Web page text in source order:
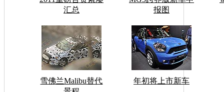
汇总
报图
雪佛兰Malibu替代
年初将上市新车